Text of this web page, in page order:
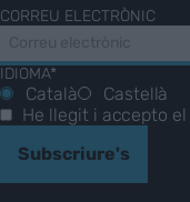
CORREU ELECTRÒNIC
IDIOMA*
Català
Castellà
He llegit i accepto el
Subscriure's